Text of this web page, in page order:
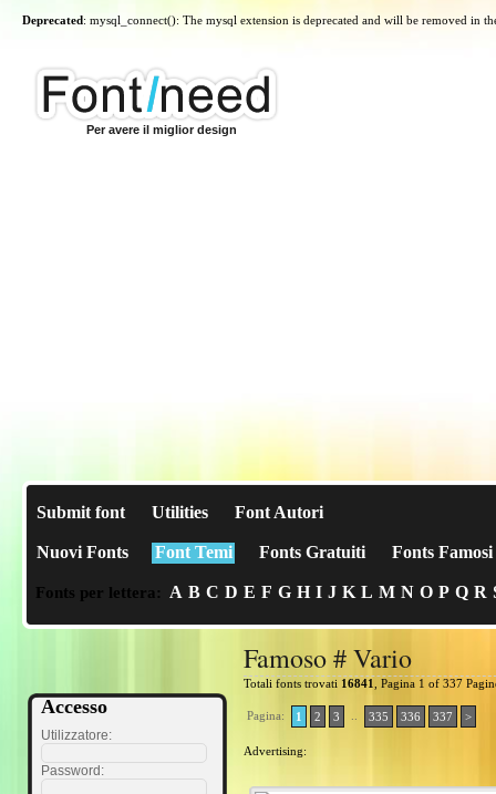
Deprecated: mysql_connect(): The mysql extension is deprecated and will be removed in
Per avere il miglior design
Submit font Utilities Font Autori
Nuovi Fonts Font Temi Fonts Gratuiti Fonts Famosi
Fonts per lettera: A B C D E F G H I J K L M N O P Q R
Accesso
Utilizzatore:
Password:
Famoso # Vario
Totali fonts trovati 16841 , Pagina 1 of 337
Pagina: 1 2 3 335 336 337 >
Advertising: